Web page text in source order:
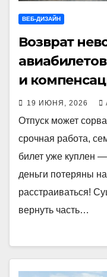
ВЕБ-ДИЗАЙН
Возврат
и
19 ИЮНЯ, 2026
Отпуск может
срочная работа,
билет уже куплен
деньги потеряны
расстраиваться!
вернуть часть…